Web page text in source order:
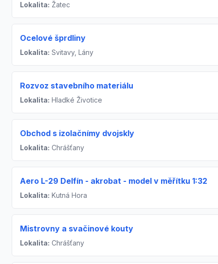
Lokalita: Žatec
Ocelové šprdliny
Lokalita: Svitavy, Lány
Rozvoz stavebního materiálu
Lokalita: Hladké Životice
Obchod s izolačnímy dvojskly
Lokalita: Chrášťany
Aero L-29 Delfín - akrobat - model v měřítku 1:32
Lokalita: Kutná Hora
Mistrovny a svačinové kouty
Lokalita: Chrášťany